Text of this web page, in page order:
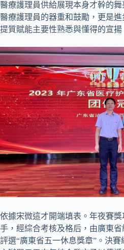
醫療護理員供給展現本身才幹的
醫療護理員的器重和鼓勵，更是
提質賦能主要性熟悉與懂得的宣揚
依據宋微這才開端填表。年夜賽
手，經綜合考核及格后，由廣東
評選“廣東省五一休息獎章”。決